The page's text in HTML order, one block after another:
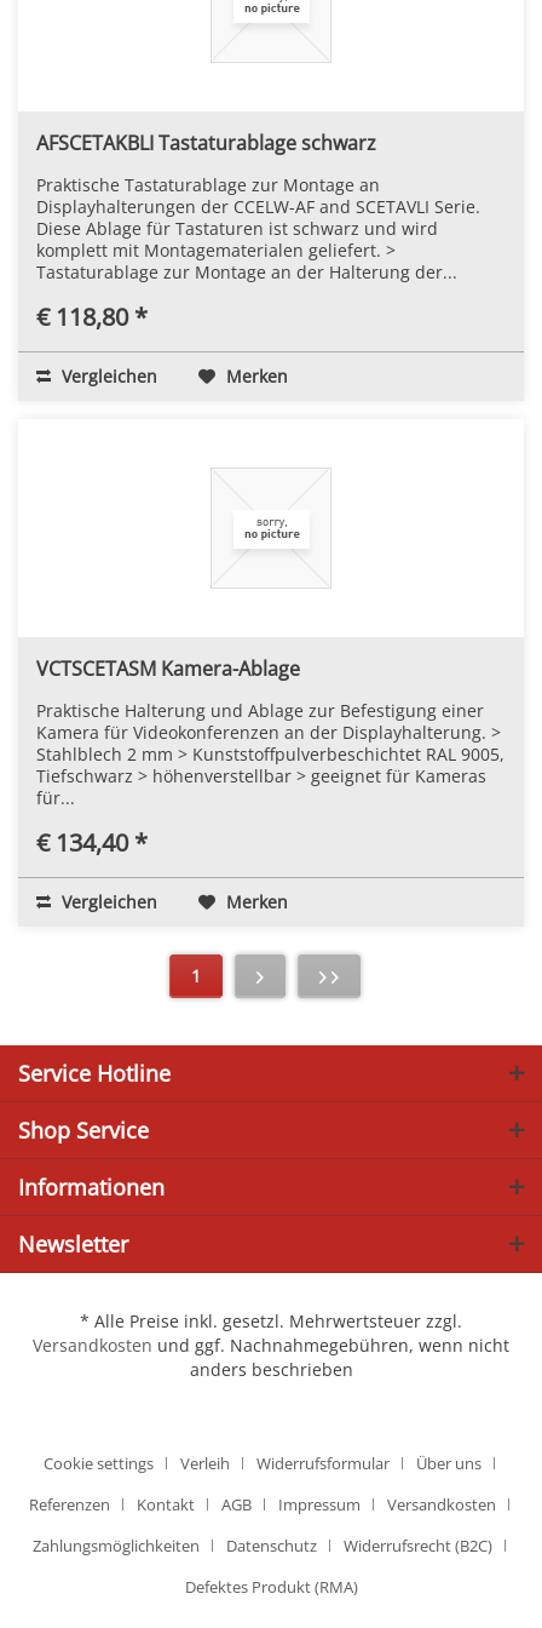
AFSCETAKBLI Tastaturablage schwarz
Praktische Tastaturablage zur Montage an
Displayhalterungen der CCELW-AF and SCETAVLI Serie.
Diese Ablage für Tastaturen ist schwarz und wird
komplett mit Montagematerialen geliefert. >
Tastaturablage zur Montage an der Halterung der...
€ 118,80 *
Vergleichen Merken
VCTSCETASM Kamera-Ablage
Praktische Halterung und Ablage zur Befestigung einer
Kamera für Videokonferenzen an der Displayhalterung. >
Stahlblech 2 mm > Kunststoffpulverbeschichtet RAL 9005,
Tiefschwarz > höhenverstellbar > geeignet für Kameras
für...
€ 134,40 *
Vergleichen Merken
1
Service Hotline
Shop Service
Informationen
Newsletter
* Alle Preise inkl. gesetzl. Mehrwertsteuer zzgl.
Versandkosten und ggf. Nachnahmegebühren, wenn nicht
anders beschrieben
Cookie settings Verleih Widerrufsformular
Über uns
Referenzen
Kontakt AGB Impressum
Versandkosten
Zahlungsmöglichkeiten
Datenschutz
Widerrufsrecht (B2C)
Defektes Produkt (RMA)